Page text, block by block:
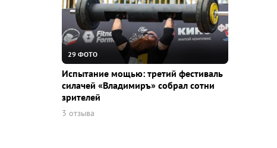
29 ФОТО
Испытание мощью: третий фестиваль
силачей «Владимиръ» собрал сотни
зрителей
3 отзыва